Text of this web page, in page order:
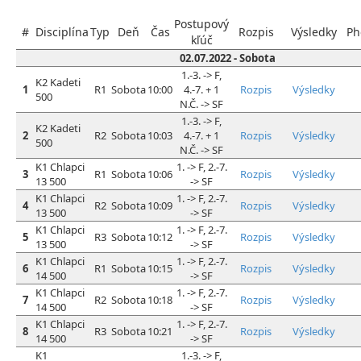
# DisciplínaTyp Deň Čas
Postupový
kľúč
Rozpis Výsledky
02.07.2022 - Sobota
1
K2 Kadeti
500
R1 Sobota10:00
1.-3. -> F,
4.-7. + 1
N.Č. -> SF
Rozpis Výsledky
2 K2 Kadeti
500
R2 Sobota10:03
1.-3. -> F,
4.-7. + 1
N.Č. -> SF
Rozpis Výsledky
3 K1 Chlapci
13 500
R1 Sobota10:06 1. -> F, 2.-7.
-> SF
Rozpis Výsledky
4 K1 Chlapci
13 500
R2 Sobota10:09 1. -> F, 2.-7.
-> SF
Rozpis Výsledky
5 K1 Chlapci
13 500
R3 Sobota10:12 1. -> F, 2.-7.
-> SF
Rozpis Výsledky
6 K1 Chlapci
14 500
R1 Sobota10:15 1. -> F, 2.-7.
-> SF
Rozpis Výsledky
7 K1 Chlapci
14 500
R2 Sobota10:18 1. -> F, 2.-7.
-> SF
Rozpis Výsledky
8 K1 Chlapci
14 500
R3 Sobota10:21 1. -> F, 2.-7.
-> SF
Rozpis
Výsledky
K1
1.-3. -> F,